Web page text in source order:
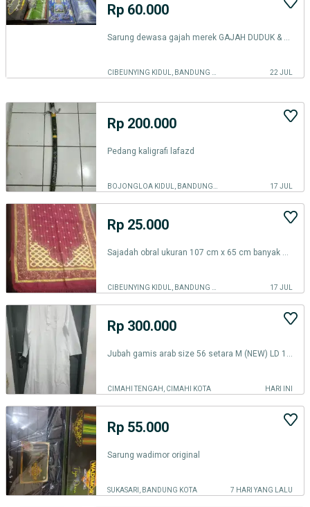
Rp 60.000
22 JUL
Rp 200.000
Pedang kaligrafi lafazd
17 JUL
Rp 25.000
17 JUL
Rp 300.000
CIMAHI TENGAH, CIMAHI KOTA HARI INI
Rp 55.000
Sarung wadimor original
SUKASARI, BANDUNG KOTA 7 HARI YANG LALU